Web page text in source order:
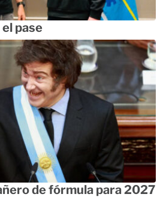
pase
de fórmula para 2027